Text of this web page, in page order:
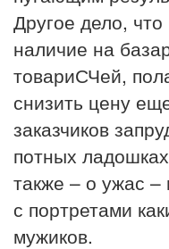
Другое дело,
наличие на
товариСЧей,
снизить цену
заказчиков
потных
также – о ужас
с портретами
мужиков.